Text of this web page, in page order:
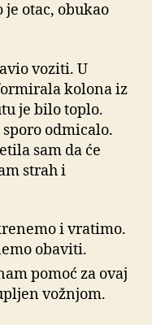
otac, obukao
voziti. U
kolona iz
je bilo toplo.
odmicalo.
sam da će
strah i
i vratimo.
obaviti.
pomoć za ovaj
vožnjom.